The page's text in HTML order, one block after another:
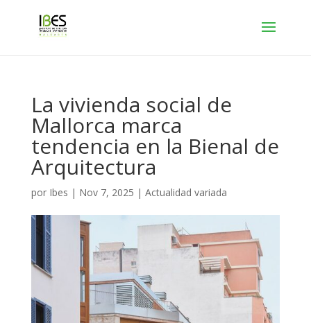
La vivienda social de
Mallorca marca
tendencia en la Bienal de
Arquitectura
por Ibes | Nov 7, 2025 | Actualidad variada